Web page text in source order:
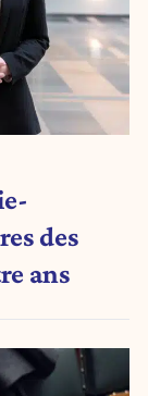
des
ans